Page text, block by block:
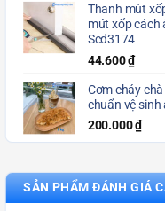
Thanh mút
mút xốp cách
Scd3174
44.600₫
Cơm cháy
chuẩn vệ
200.000₫
SẢN PHẨM ĐÁNH GIÁ